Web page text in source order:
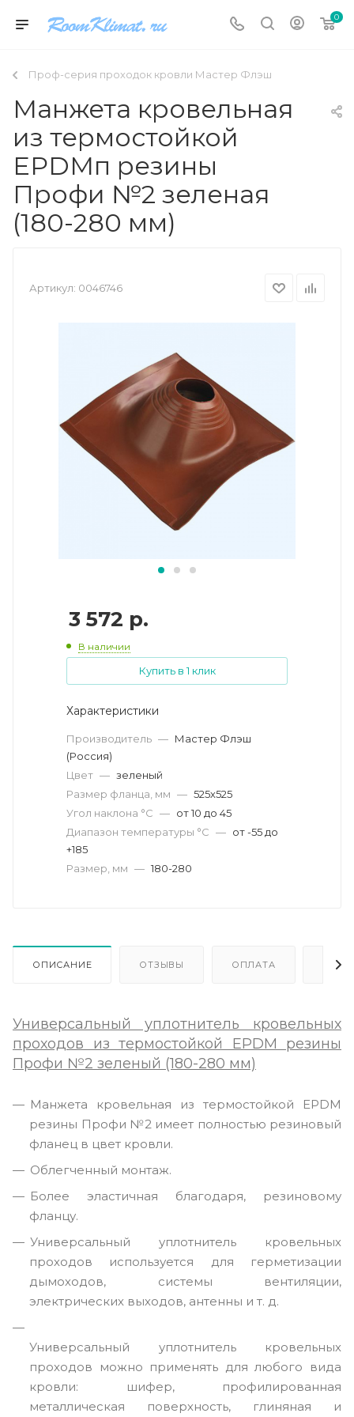
0
Проф-серия проходок кровли Мастер Флэш
Манжета кровельная
из термостойкой
EPDMп резины
Профи №2 зеленая
(180-280 мм)
Артикул: 0046746
3 572 р.
В наличии
Купить в 1 клик
Характеристики
Производитель — Мастер Флэш
(Россия)
Цвет — зеленый
Размер фланца, мм — 525х525
Угол наклона °C — от 10 до 45
Диапазон температуры °C — от -55 до
+185
Размер, мм — 180-280
ОПИСАНИЕ ОТЗЫВЫ ОПЛАТА
Универсальный уплотнитель кровельных
проходов из термостойкой EPDM резины
Профи №2 зеленый (180-280 мм)
Манжета кровельная из термостойкой EPDM
резины Профи №2 имеет полностью резиновый
фланец в цвет кровли.
Облегченный монтаж.
Более эластичная благодаря, резиновому
фланцу.
Универсальный уплотнитель кровельных
проходов используется для герметизации
дымоходов, системы вентиляции,
электрических выходов, антенны и т. д.
Универсальный уплотнитель кровельных
проходов можно применять для любого вида
кровли: шифер, профилированная
металлическая поверхность, глиняная и